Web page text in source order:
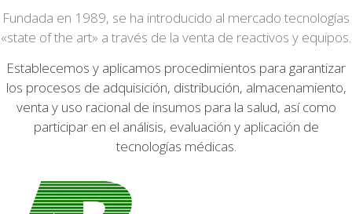
Fundada en 1989, se ha introducido al mercado tecnologías
«state of the art» a través de la venta de reactivos y equipos.
Establecemos y aplicamos procedimientos para garantizar
los procesos de adquisición, distribución, almacenamiento,
venta y uso racional de insumos para la salud, así como
participar en el análisis, evaluación y aplicación de
tecnologías médicas.